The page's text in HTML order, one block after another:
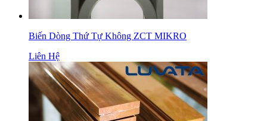
Biến Dòng Thứ Tự Không ZCT MIKRO
Liên Hệ